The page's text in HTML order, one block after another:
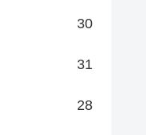
30
31
28